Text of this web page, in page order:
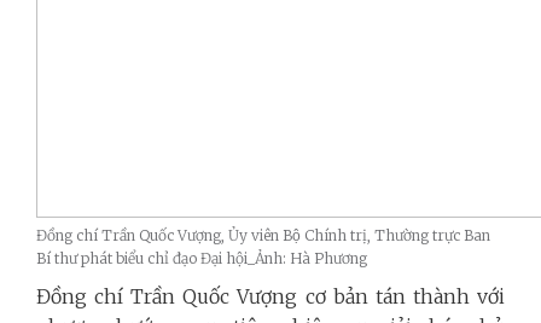
Đồng chí Trần Quốc Vượng, Ủy viên Bộ Chính trị, Thường trực Ban
Bí thư phát biểu chỉ đạo Đại hội_Ảnh: Hà Phương
Đồng chí Trần Quốc Vượng cơ bản tán thành với